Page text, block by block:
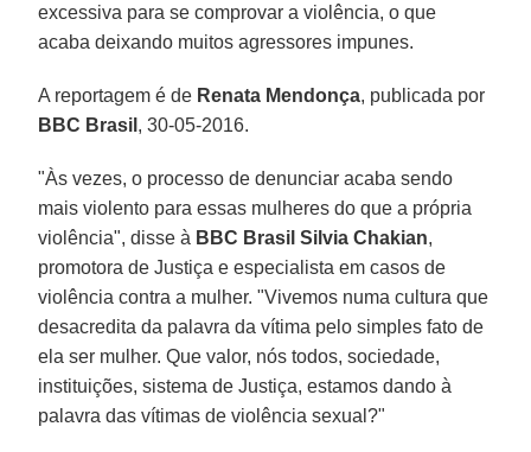
excessiva para se comprovar a violência, o que
acaba deixando muitos agressores impunes.
A reportagem é de Renata Mendonça, publicada por
BBC Brasil , 30-05-2016.
"Às vezes, o processo de denunciar acaba sendo
mais violento para essas mulheres do que a própria
violência", disse à BBC Brasil Silvia Chakian,
promotora de Justiça e especialista em casos de
violência contra a mulher. "Vivemos numa cultura que
desacredita da palavra da vítima pelo simples fato de
ela ser mulher. Que valor, nós todos, sociedade,
instituições, sistema de Justiça, estamos dando à
palavra das vítimas de violência sexual?"